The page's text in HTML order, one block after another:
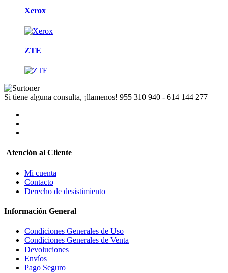
Xerox
ZTE
Si tiene alguna consulta, ¡llamenos! 955 310 940 - 614 144 277
Atención al Cliente
Mi cuenta
Contacto
Derecho de desistimiento
Información General
Condiciones Generales de Uso
Condiciones Generales de Venta
Devoluciones
Envíos
Pago Seguro